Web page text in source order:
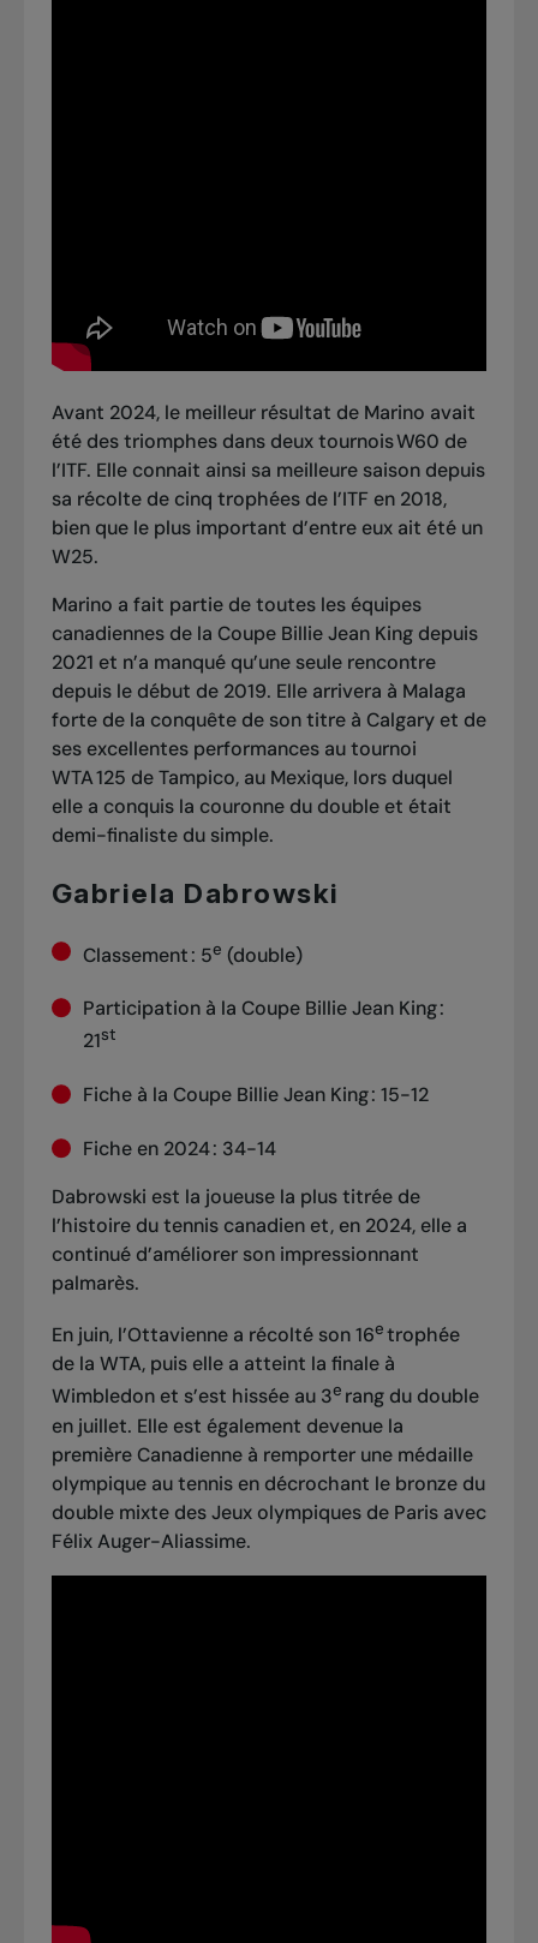
Avant 2024, le meilleur résultat de Marino avait
été des triomphes dans deux tournois W60 de
l’ITF. Elle connait ainsi sa meilleure saison depuis
sa récolte de cinq trophées de l’ITF en 2018,
bien que le plus important d’entre eux ait été un
W25.
Marino a fait partie de toutes les équipes
canadiennes de la Coupe Billie Jean King depuis
2021 et n’a manqué qu’une seule rencontre
depuis le début de 2019. Elle arrivera à Malaga
forte de la conquête de son titre à Calgary et de
ses excellentes performances au tournoi
WTA 125 de Tampico, au Mexique, lors duquel
elle a conquis la couronne du double et était
demi-finaliste du simple.
Gabriela Dabrowski
Classement : 5e (double)
Participation à la Coupe Billie Jean King :
21st
Fiche à la Coupe Billie Jean King : 15-12
Fiche en 2024 : 34-14
Dabrowski est la joueuse la plus titrée de
l’histoire du tennis canadien et, en 2024, elle a
continué d’améliorer son impressionnant
palmarès.
En juin, l’Ottavienne a récolté son 16etrophée
de la WTA, puis elle a atteint la finale à
Wimbledon et s’est hissée au 3e rang du double
en juillet. Elle est également devenue la
première Canadienne à remporter une médaille
olympique au tennis en décrochant le bronze du
double mixte des Jeux olympiques de Parisavec
Félix Auger-Aliassime.